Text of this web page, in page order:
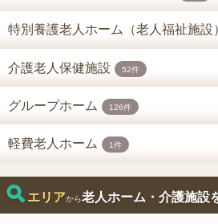
特別養護老人ホーム（老人福祉施設
介護老人保健施設 52件
グループホーム 126件
軽費老人ホーム 1件
エリアから老人ホーム・介護施設